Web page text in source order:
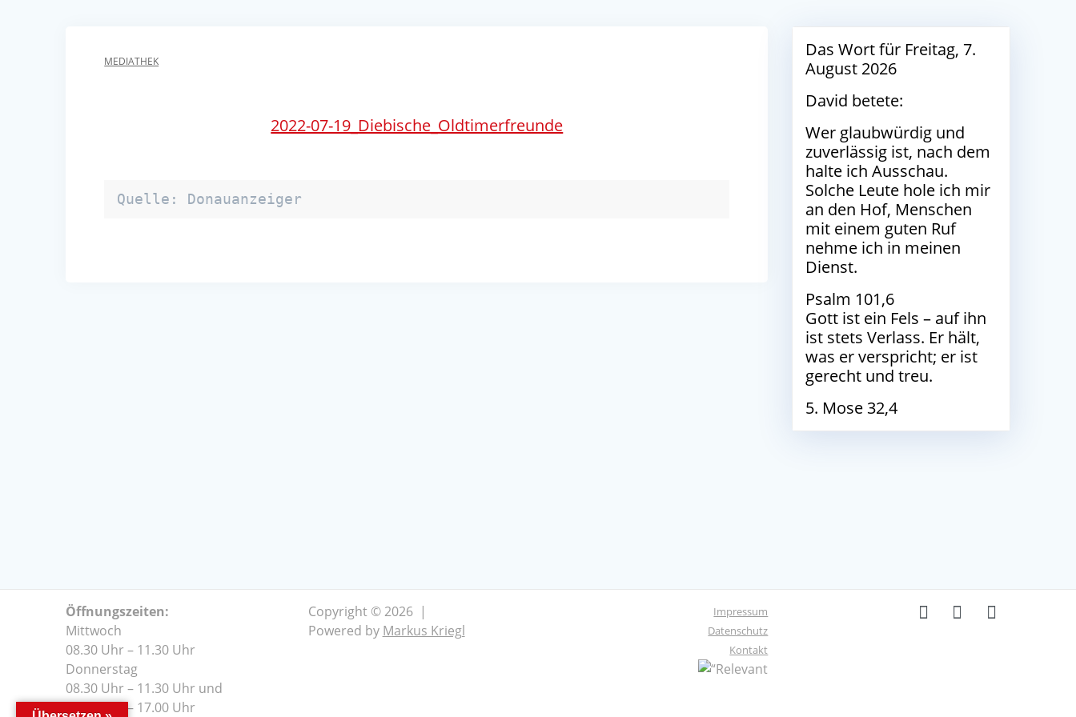
MEDIATHEK
2022-07-19_Diebische_Oldtimerfreunde
Quelle: Donauanzeiger
Das Wort für Freitag, 7.
August 2026
David betete:
Wer glaubwürdig und
zuverlässig ist, nach dem
halte ich Ausschau.
Solche Leute hole ich mir
an den Hof, Menschen
mit einem guten Ruf
nehme ich in meinen
Dienst.
Psalm 101,6
Gott ist ein Fels – auf ihn
ist stets Verlass. Er hält,
was er verspricht; er ist
gerecht und treu.
5. Mose 32,4
Öffnungszeiten:
Mittwoch
08.30 Uhr – 11.30 Uhr
Donnerstag
08.30 Uhr – 11.30 Uhr und
14.00 Uhr – 17.00 Uhr
Copyright © 2026 |
Powered by Markus Kriegl
Impressum
Datenschutz
Kontakt